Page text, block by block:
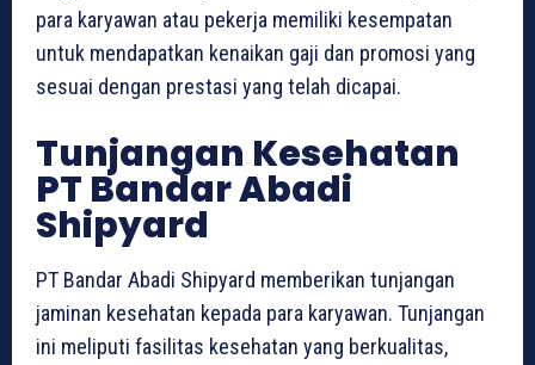
para karyawan atau pekerja memiliki kesempatan
untuk mendapatkan kenaikan gaji dan promosi yang
sesuai dengan prestasi yang telah dicapai.
Tunjangan Kesehatan
PT Bandar Abadi
Shipyard
PT Bandar Abadi Shipyard memberikan tunjangan
jaminan kesehatan kepada para karyawan. Tunjangan
ini meliputi fasilitas kesehatan yang berkualitas,